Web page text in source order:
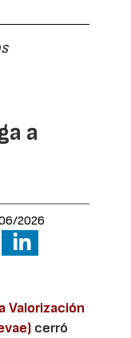
a
2026
Valorización
cerró